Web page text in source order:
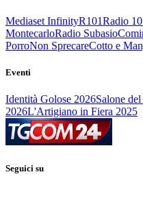
Mediaset InfinityR101Radio
MontecarloRadio Subasio
PorroNon SprecareCotto e
Eventi
Identità Golose 2026Salone
2026L'Artigiano in Fiera 2025
Seguici su